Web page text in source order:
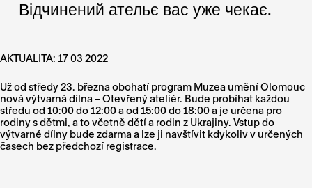
Відчинений ательє вас уже чекає.
AKTUALITA: 17 03 2022
Už od středy 23. března obohatí program Muzea umění Olomouc
nová výtvarná dílna – Otevřený ateliér. Bude probíhat každou
středu od 10:00 do 12:00 a od 15:00 do 18:00 a je určena pro
rodiny s dětmi, a to včetně dětí a rodin z Ukrajiny. Vstup do
výtvarné dílny bude zdarma a lze ji navštívit kdykoliv v určených
časech bez předchozí registrace.